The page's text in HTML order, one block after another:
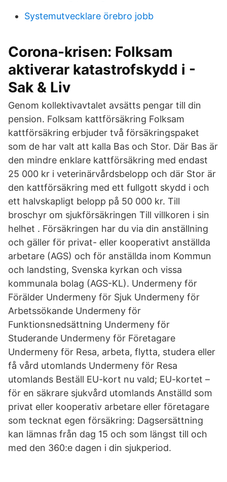
Systemutvecklare örebro jobb
Corona-krisen: Folksam
aktiverar katastrofskydd i -
Sak & Liv
Genom kollektivavtalet avsätts pengar till din
pension. Folksam kattförsäkring Folksam
kattförsäkring erbjuder två försäkringspaket
som de har valt att kalla Bas och Stor. Där Bas är
den mindre enklare kattförsäkring med endast
25 000 kr i veterinärvårdsbelopp och där Stor är
den kattförsäkring med ett fullgott skydd i och
ett halvskapligt belopp på 50 000 kr. Till
broschyr om sjukförsäkringen Till villkoren i sin
helhet . Försäkringen har du via din anställning
och gäller för privat- eller kooperativt anställda
arbetare (AGS) och för anställda inom Kommun
och landsting, Svenska kyrkan och vissa
kommunala bolag (AGS-KL). Undermeny för
Förälder Undermeny för Sjuk Undermeny för
Arbetssökande Undermeny för
Funktionsnedsättning Undermeny för
Studerande Undermeny för Företagare
Undermeny för Resa, arbeta, flytta, studera eller
få vård utomlands Undermeny för Resa
utomlands Beställ EU-kort nu vald; EU-kortet –
för en säkrare sjukvård utomlands Anställd som
privat eller kooperativ arbetare eller företagare
som tecknat egen försäkring: Dagsersättning
kan lämnas från dag 15 och som längst till och
med den 360:e dagen i din sjukperiod.